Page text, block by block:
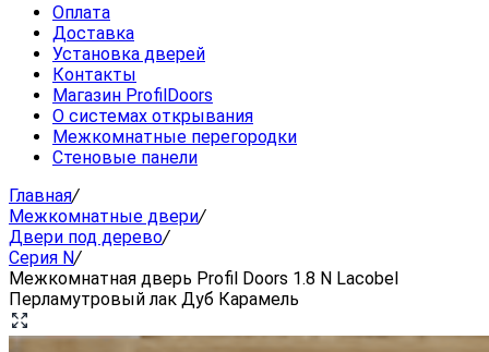
Оплата
Доставка
Установка дверей
Контакты
Магазин ProfilDoors
О системах открывания
Межкомнатные перегородки
Стеновые панели
Главная/
Межкомнатные двери/
Двери под дерево/
Серия N/
Межкомнатная дверь Profil Doors 1.8 N Lacobel
Перламутровый лак Дуб Карамель